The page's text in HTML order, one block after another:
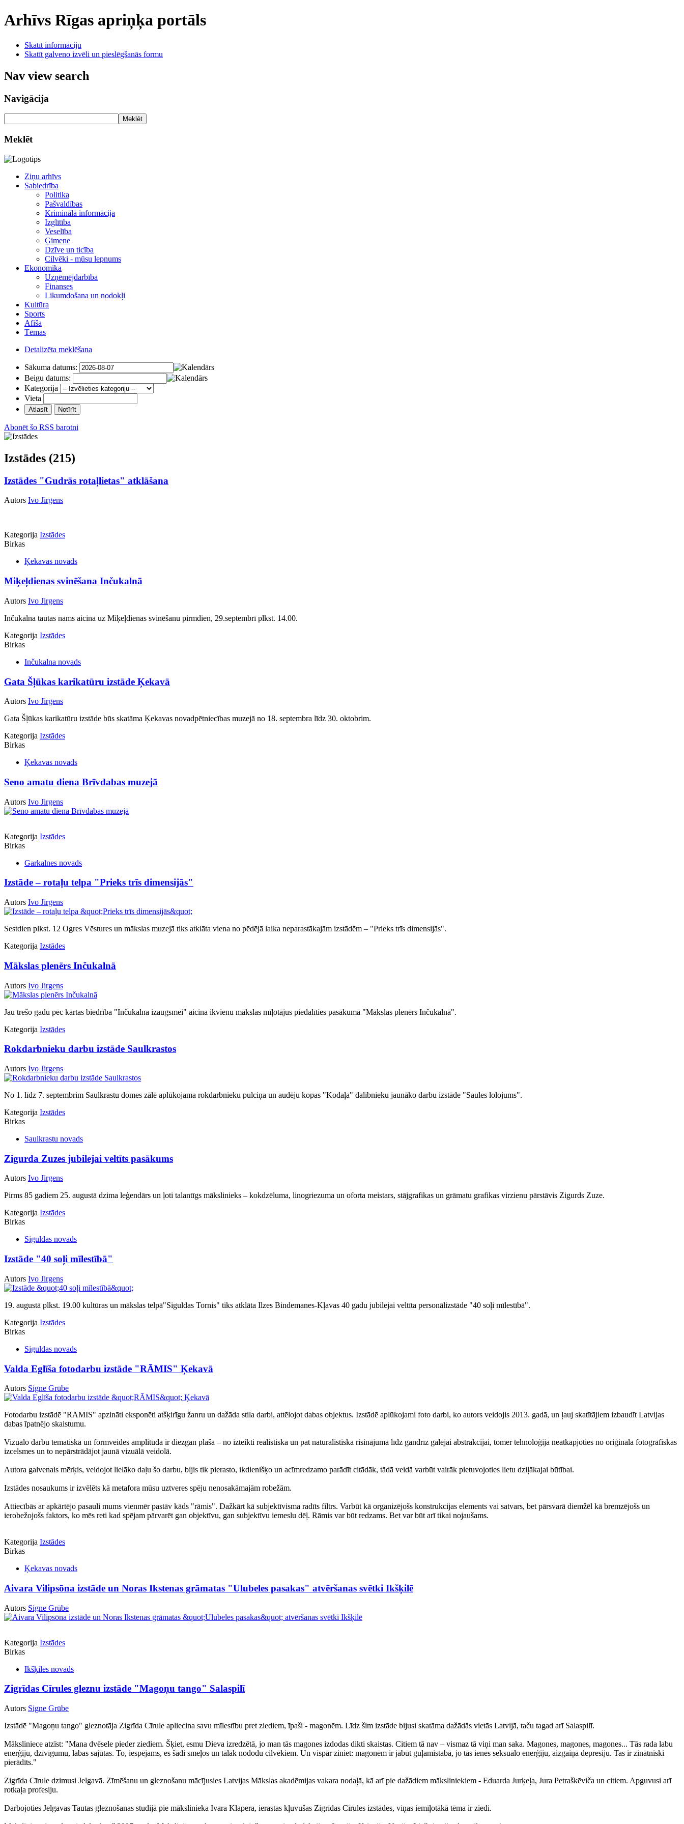
Arhīvs Rīgas apriņķa portāls
Skatīt informāciju
Skatīt galveno izvēli un pieslēgšanās formu
Nav view search
Navigācija
Meklēt
Meklēt
Ziņu arhīvs
Sabiedrība
Politika
Pašvaldības
Kriminālā informācija
Izglītība
Veselība
Ģimene
Dzīve un ticība
Cilvēki - mūsu lepnums
Ekonomika
Uzņēmējdarbība
Finanses
Likumdošana un nodokļi
Kultūra
Sports
Afiša
Tēmas
Detalizēta meklēšana
Sākuma datums:
Beigu datums:
Kategorija
Vieta
Abonēt šo RSS barotni
Izstādes (215)
Izstādes "Gudrās rotaļlietas" atklāšana
Autors Ivo Jirgens
Kategorija Izstādes
Birkas
Ķekavas novads
Miķeļdienas svinēšana Inčukalnā
Autors Ivo Jirgens
Inčukalna tautas nams aicina uz Miķeļdienas svinēšanu pirmdien, 29.septembrī plkst. 14.00.
Kategorija Izstādes
Birkas
Inčukalna novads
Gata Šļūkas karikatūru izstāde Ķekavā
Autors Ivo Jirgens
Gata Šļūkas karikatūru izstāde būs skatāma Ķekavas novadpētniecības muzejā no 18. septembra līdz 30. oktobrim.
Kategorija Izstādes
Birkas
Ķekavas novads
Seno amatu diena Brīvdabas muzejā
Autors Ivo Jirgens
Kategorija Izstādes
Birkas
Garkalnes novads
Izstāde – rotaļu telpa "Prieks trīs dimensijās"
Autors Ivo Jirgens
Sestdien plkst. 12 Ogres Vēstures un mākslas muzejā tiks atklāta viena no pēdējā laika neparastākajām izstādēm – "Prieks trīs dimensijās".
Kategorija Izstādes
Mākslas plenērs Inčukalnā
Autors Ivo Jirgens
Jau trešo gadu pēc kārtas biedrība "Inčukalna izaugsmei" aicina ikvienu mākslas mīļotājus piedalīties pasākumā "Mākslas plenērs Inčukalnā".
Kategorija Izstādes
Rokdarbnieku darbu izstāde Saulkrastos
Autors Ivo Jirgens
No 1. līdz 7. septembrim Saulkrastu domes zālē aplūkojama rokdarbnieku pulciņa un audēju kopas "Kodaļa" dalībnieku jaunāko darbu izstāde "Saules lolojums".
Kategorija Izstādes
Birkas
Saulkrastu novads
Zigurda Zuzes jubilejai veltīts pasākums
Autors Ivo Jirgens
Pirms 85 gadiem 25. augustā dzima leģendārs un ļoti talantīgs mākslinieks – kokdzēluma, linogriezuma un oforta meistars, stājgrafikas un grāmatu grafikas virzienu pārstāvis Zigurds Zuze.
Kategorija Izstādes
Birkas
Siguldas novads
Izstāde "40 soļi mīlestībā"
Autors Ivo Jirgens
19. augustā plkst. 19.00 kultūras un mākslas telpā"Siguldas Tornis" tiks atklāta Ilzes Bindemanes-Kļavas 40 gadu jubilejai veltīta personālizstāde "40 soļi mīlestībā".
Kategorija Izstādes
Birkas
Siguldas novads
Valda Eglīša fotodarbu izstāde "RĀMIS" Ķekavā
Autors Signe Grūbe
Fotodarbu izstādē "RĀMIS" apzināti eksponēti atšķirīgu žanru un dažāda stila darbi, attēlojot dabas objektus. Izstādē aplūkojami foto darbi, ko autors veidojis 2013. gadā, un ļauj skatītājiem izbaudīt Latvijas
dabas īpatnējo skaistumu.
Vizuālo darbu tematiskā un formveides amplitūda ir diezgan plaša – no izteikti reālistiska un pat naturālistiska risinājuma līdz gandrīz galējai abstrakcijai, tomēr tehnoloģijā neatkāpjoties no oriģināla fotogrāfiskās
izcelsmes un to nepārstrādājot jaunā vizuālā veidolā.
Autora galvenais mērķis, veidojot lielāko daļu šo darbu, bijis tik pierasto, ikdienišķo un acīmredzamo parādīt citādāk, tādā veidā varbūt vairāk pietuvojoties lietu dziļākajai būtībai.
Izstādes nosaukums ir izvēlēts kā metafora mūsu uztveres spēju nenosakāmajām robežām.
Attiecībās ar apkārtējo pasauli mums vienmēr pastāv kāds "rāmis". Dažkārt kā subjektīvisma radīts filtrs. Varbūt kā organizējošs konstrukcijas elements vai satvars, bet pārsvarā diemžēl kā bremzējošs un
ierobežojošs faktors, ko mēs reti kad spējam pārvarēt gan objektīvu, gan subjektīvu iemeslu dēļ. Rāmis var būt redzams. Bet var būt arī tikai nojaušams.
Kategorija Izstādes
Birkas
Ķekavas novads
Aivara Vilipsōna izstāde un Noras Ikstenas grāmatas "Ulubeles pasakas" atvēršanas svētki Ikšķilē
Autors Signe Grūbe
Kategorija Izstādes
Birkas
Ikšķiles novads
Zigrīdas Cīrules gleznu izstāde "Magoņu tango" Salaspilī
Autors Signe Grūbe
Izstādē "Magoņu tango" gleznotāja Zigrīda Cīrule apliecina savu mīlestību pret ziediem, īpaši - magonēm. Līdz šim izstāde bijusi skatāma dažādās vietās Latvijā, taču tagad arī Salaspilī.
Māksliniece atzīst: "Mana dvēsele pieder ziediem. Šķiet, esmu Dieva izredzētā, jo man tās magones izdodas dikti skaistas. Citiem tā nav – vismaz tā viņi man saka. Magones, magones, magones... Tās rada labu
enerģiju, dzīvīgumu, labas sajūtas. To, iespējams, es šādi smeļos un tālāk nododu cilvēkiem. Un vispār ziniet: magonēm ir jābūt guļamistabā, jo tās ienes seksuālo enerģiju, aizgaiņā depresiju. Tas ir zinātniski
pierādīts."
Zigrīda Cīrule dzimusi Jelgavā. Zīmēšanu un gleznošanu mācījusies Latvijas Mākslas akadēmijas vakara nodaļā, kā arī pie dažādiem māksliniekiem - Eduarda Jurķeļa, Jura Petraškēviča un citiem. Apguvusi arī
rotkaļa profesiju.
Darbojoties Jelgavas Tautas gleznošanas studijā pie mākslinieka Ivara Klapera, ierastas kļuvušas Zigrīdas Cīrules izstādes, viņas iemīļotākā tēma ir ziedi.